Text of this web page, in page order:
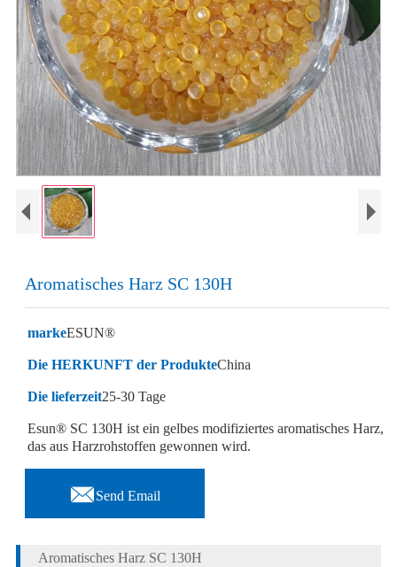
Aromatisches Harz SC 130H
markeESUN®
Die HERKUNFT der ProdukteChina
Die lieferzeit25-30 Tage
Esun® SC 130H ist ein gelbes modifiziertes aromatisches Harz,
das aus Harzrohstoffen gewonnen wird.
Send Email
Aromatisches Harz SC 130H